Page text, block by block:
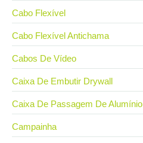
Cabo Flexível
Cabo Flexível Antichama
Cabos De Vídeo
Caixa De Embutir Drywall
Caixa De Passagem De Alumínio
Campainha